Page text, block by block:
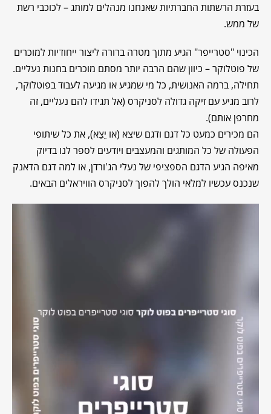
בעזרת הרשתות החברתיות שאנחנו מנהלים למותג – לכוכבי רשת
של ממש.
הכינוי "סטרייפר" הגיע מתוך מטרה ברורה ליצור ייחודיות למוכרים
של פוטלוקר – כיוון שהם הרבה יותר מסתם מוכרים בחנות נעליים.
תחילה, ברמה האנושית, כל מי שמגיע או מגיעה לעבוד בפוטלוקר,
לרוב מגיע עם זיקה גדולה לסניקרס (אל תגידו להם נעליים, זה
מחרפן אותם).
הם מכירים כמעט כל דגם ודגם שיצא (או יֵצֵא), את כל שיתופי
הפעולה של כל המותגים והמעצבים ויודעים לספר לנו בדיוק
מאיפה הגיע הדגם הספציפי של נעלי הג'ורדן, או למה דגם הדאנק
שנכנס עכשיו למלאי הולך להפוך לסניקרס הוויראלים הבאים.